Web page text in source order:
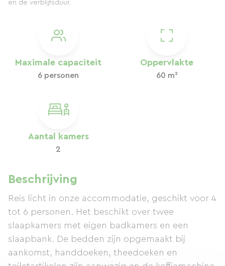
Maximale capaciteit
6 personen
Oppervlakte
60 m²
Aantal kamers
2
Beschrijving
Reis licht in onze accommodatie, geschikt voor 4
tot 6 personen. Het beschikt over twee
slaapkamers met eigen badkamers en een
slaapbank. De bedden zijn opgemaakt bij
aankomst, handdoeken, theedoeken en
en de verblijfsduur.